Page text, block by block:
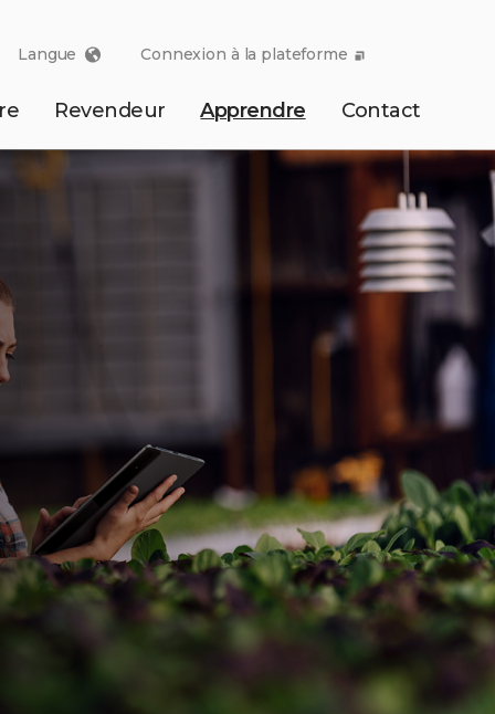
Langue Connexion à la plateforme
Revendeur Apprendre Contact